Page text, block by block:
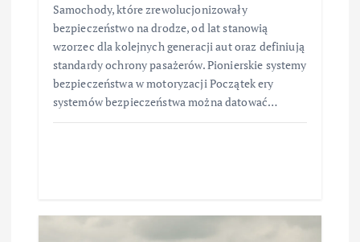
Samochody, które zrewolucjonizowały
bezpieczeństwo na drodze, od lat stanowią
wzorzec dla kolejnych generacji aut oraz definiują
standardy ochrony pasażerów. Pionierskie systemy
bezpieczeństwa w motoryzacji Początek ery
systemów bezpieczeństwa można datować…